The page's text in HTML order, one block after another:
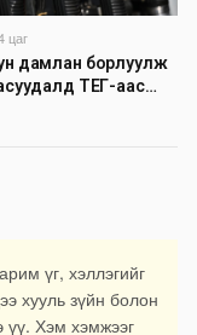
цаг
дамлан борлуулж
ТЕГ-аас
үг, хэллэгийг
хууль зүйн болон
үү. Хэм хэмжээг